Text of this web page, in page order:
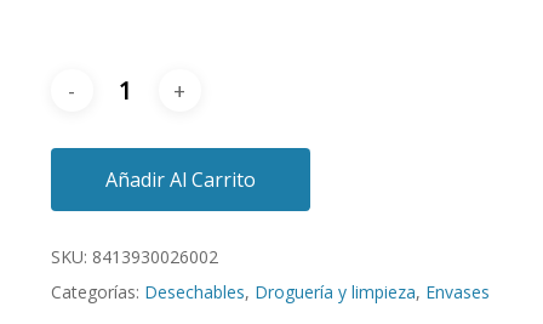
Añadir Al Carrito
SKU: 8413930026002
Categorías: Desechables, Droguería y limpieza, Envases